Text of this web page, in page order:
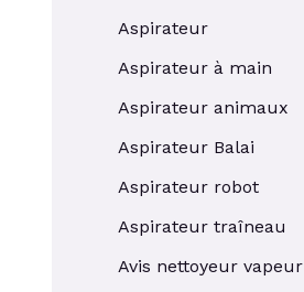
Aspirateur
Aspirateur à main
Aspirateur animaux
Aspirateur Balai
Aspirateur robot
Aspirateur traîneau
Avis nettoyeur vapeur